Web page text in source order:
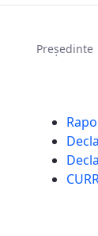
Președinte